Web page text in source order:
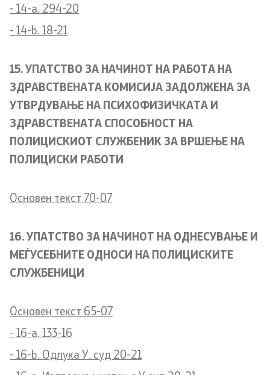
- 14-a. 294-20
- 14-b. 18-21
15. УПАТСТВО ЗА НАЧИНОТ НА РАБОТА НА
ЗДРАВСТВЕНАТА КОМИСИЈА ЗАДОЛЖЕНА ЗА
УТВРДУВАЊЕ НА ПСИХОФИЗИЧКАТА И
ЗДРАВСТВЕНАТА СПОСОБНОСТ НА
ПОЛИЦИСКИОТ СЛУЖБЕНИК ЗА ВРШЕЊЕ НА
ПОЛИЦИСКИ РАБОТИ
Основен текст 70-07
16. УПАТСТВО ЗА НАЧИНОТ НА ОДНЕСУВАЊЕ И
МЕЃУСЕБНИТЕ ОДНОСИ НА ПОЛИЦИСКИТЕ
СЛУЖБЕНИЦИ
Основен текст 65-07
- 16-a. 133-16
- 16-b. Одлука У. суд 20-21